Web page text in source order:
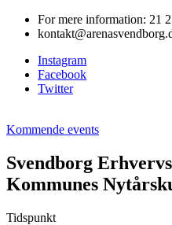
VidereFor mere information: 21
Instagram
Facebook
Twitter
Kommende events
Svendborg
Kommunes
Tidspunkt